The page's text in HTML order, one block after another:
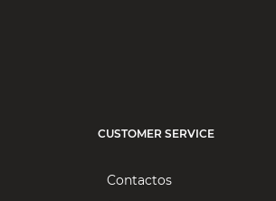
CUSTOMER SERVICE
Contactos